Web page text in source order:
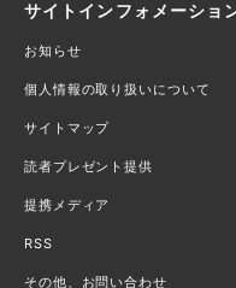
サイトインフォメーショ
お知らせ
個人情報の取り扱いについて
サイトマップ
読者プレゼント提供
提携メディア
RSS
その他、お問い合わせ